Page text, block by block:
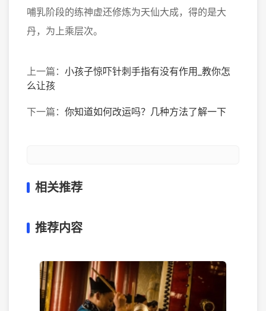
哺乳阶段的练神虚还修炼为天仙大成，得的是大
丹，为上乘层次。
上一篇： 小孩子惊吓针刺手指有没有作用_教你怎
么让孩
下一篇： 你知道如何改运吗？几种方法了解一下
相关推荐
推荐内容